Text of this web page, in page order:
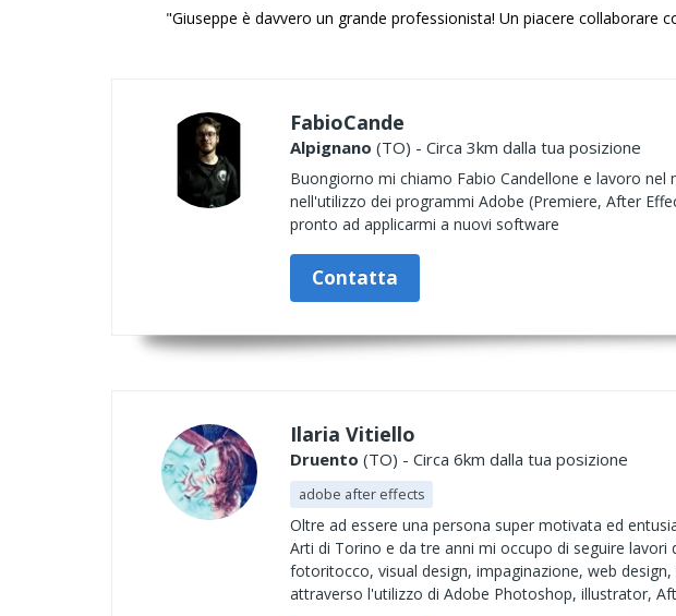
"Giuseppe è davvero un grande professionista! Un piacere collaborare
FabioCande
Alpignano (TO) - Circa 3km dalla tua posizione
Buongiorno mi chiamo Fabio Candellone e lavoro
nell'utilizzo dei programmi Adobe (Premiere, After
pronto ad applicarmi a nuovi software
Contatta
Ilaria Vitiello
Druento (TO) - Circa 6km dalla tua posizione
adobe after effects
Oltre ad essere una persona super motivata ed
Arti di Torino e da tre anni mi occupo di seguire
fotoritocco, visual design, impaginazione, web
attraverso l'utilizzo di Adobe Photoshop, illustrator,